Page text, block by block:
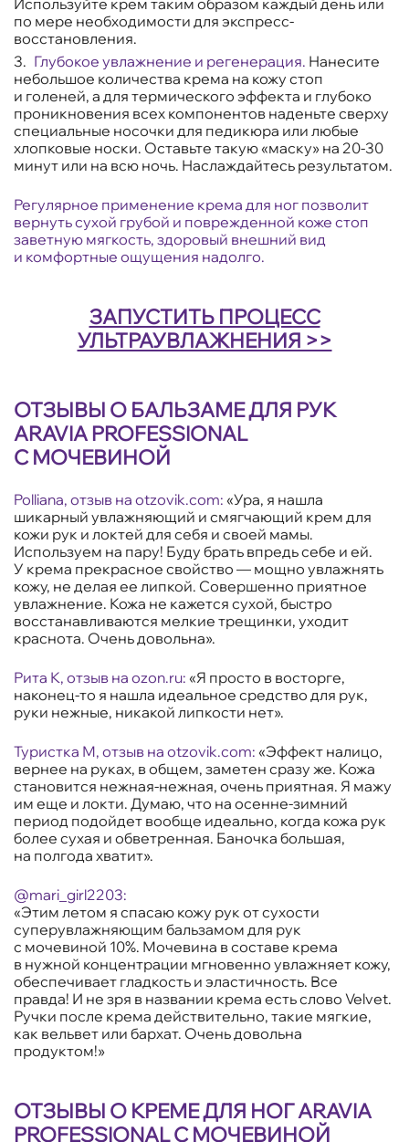
по мере необходимости для экспресс-
восстановления.
Глубокое увлажнение и регенерация. Нанесите
небольшое количества крема на кожу стоп
и голеней, а для термического эффекта и глубоко
проникновения всех компонентов наденьте сверху
специальные носочки для педикюра или любые
хлопковые носки. Оставьте такую «маску» на 20-30
минут или на всю ночь. Наслаждайтесь результатом.
Регулярное применение крема для ног позволит
вернуть сухой грубой и поврежденной коже стоп
заветную мягкость, здоровый внешний вид
и комфортные ощущения надолго.
ЗАПУСТИТЬ ПРОЦЕСС
УЛЬТРАУВЛАЖНЕНИЯ >>
ОТЗЫВЫ О БАЛЬЗАМЕ ДЛЯ РУК
ARAVIA PROFESSIONAL
С МОЧЕВИНОЙ
Polliana, отзыв на otzovik.com: «Ура, я нашла
шикарный увлажняющий и смягчающий крем для
кожи рук и локтей для себя и своей мамы.
Используем на пару! Буду брать впредь себе и ей.
У крема прекрасное свойство — мощно увлажнять
кожу, не делая ее липкой. Совершенно приятное
увлажнение. Кожа не кажется сухой, быстро
восстанавливаются мелкие трещинки, уходит
краснота. Очень довольна».
Рита К, отзыв на ozon.ru: «Я просто в восторге,
наконец-то я нашла идеальное средство для рук,
руки нежные, никакой липкости нет».
Туристка М, отзыв на otzovik.com: «Эффект налицо,
вернее на руках, в общем, заметен сразу же. Кожа
становится нежная-нежная, очень приятная. Я мажу
им еще и локти. Думаю, что на осенне-зимний
период подойдет вообще идеально, когда кожа рук
более сухая и обветренная. Баночка большая,
на полгода хватит».
@mari_ girl2203:
«Этим летом я спасаю кожу рук от сухости
суперувлажняющим бальзамом для рук
с мочевиной 10%. Мочевина в составе крема
в нужной концентрации мгновенно увлажняет кожу,
обеспечивает гладкость и эластичность. Все
правда! И не зря в названии крема есть слово Velvet.
Ручки после крема действительно, такие мягкие,
как вельвет или бархат. Очень довольна
продуктом!»
ОТЗЫВЫ О КРЕМЕ ДЛЯ НОГ ARAVIA
PROFESSIONAL С МОЧЕВИНОЙ